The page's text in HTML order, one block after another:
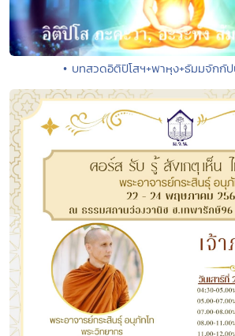
• บทสวดอิติปิโสฯ+พาหุง+ธัมมจักกั